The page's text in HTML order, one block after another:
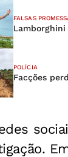
FALSAS
POLÍCIA
Facções